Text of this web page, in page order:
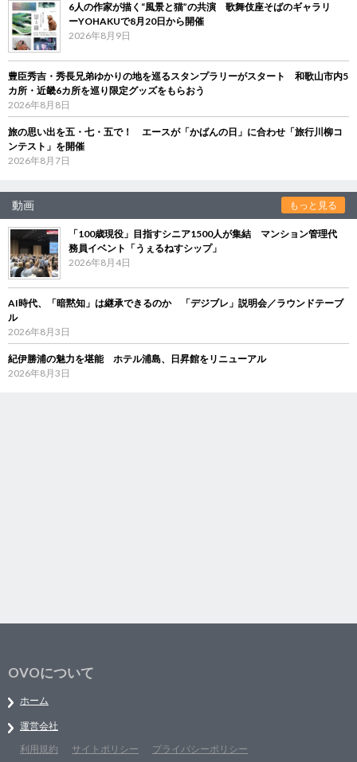
6人の作家が描く“風景と猫”の共演 歌舞伎座そばのギャラリ
ーYOHAKUで8月20日から開催
2026年8月9日
豊臣秀吉・秀長兄弟ゆかりの地を巡るスタンプラリーがスタート 和歌山市内5
カ所・近畿6カ所を巡り限定グッズをもらおう
2026年8月8日
旅の思い出を五・七・五で！ エースが「かばんの日」に合わせ「旅行川柳コ
ンテスト」を開催
2026年8月7日
動画 もっと見る
「100歳現役」目指すシニア1500人が集結 マンション管理代
務員イベント「うぇるねすシップ」
2026年8月4日
AI時代、「暗黙知」は継承できるのか 「デジブレ」説明会／ラウンドテーブ
ル
2026年8月3日
紀伊勝浦の魅力を堪能 ホテル浦島、日昇館をリニューアル
2026年8月3日
OVOについて
ホーム
運営会社
利用規約
サイトポリシー プライバシーポリシー